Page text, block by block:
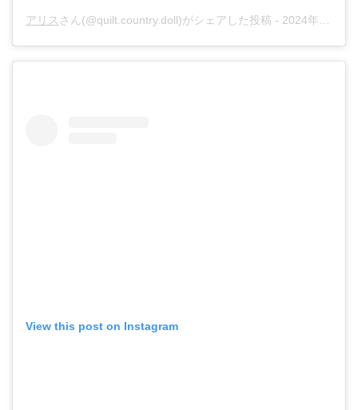
アリス さん(@quilt.country.doll)がシェアした投稿 - 2024年11月月4日午後3時07分PST
View this post on Instagram